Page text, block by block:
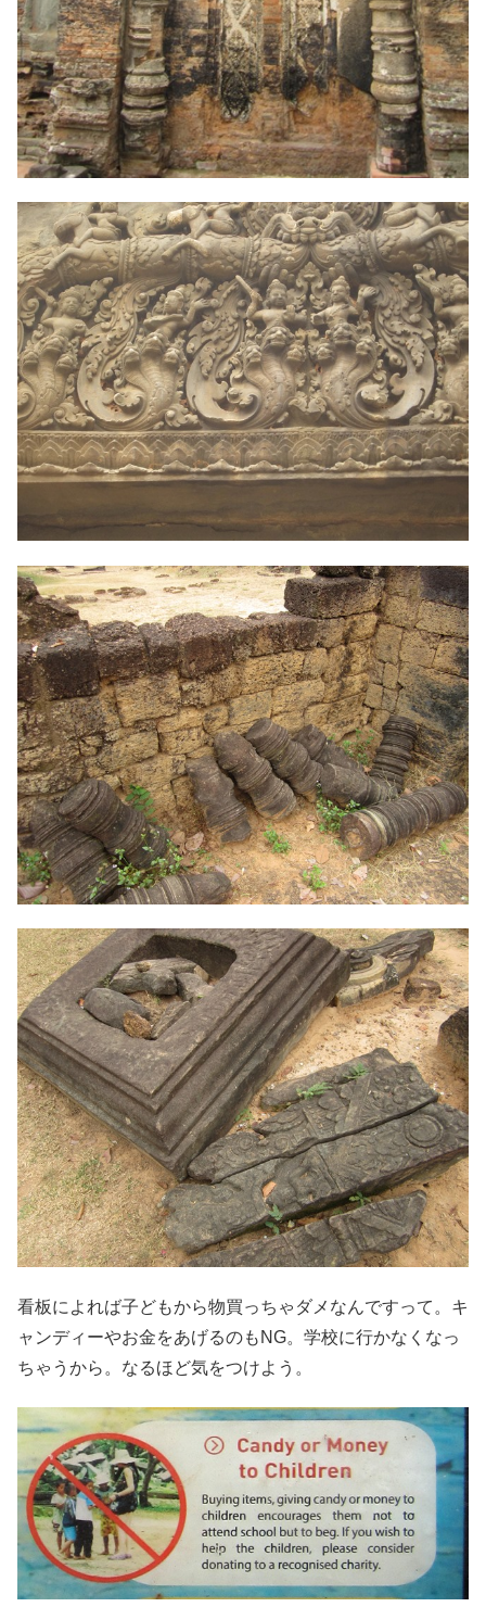
看板によれば子どもから物買っちゃダメなんですって。キ
ャンディーやお金をあげるのもNG。学校に行かなくなっ
ちゃうから。なるほど気をつけよう。